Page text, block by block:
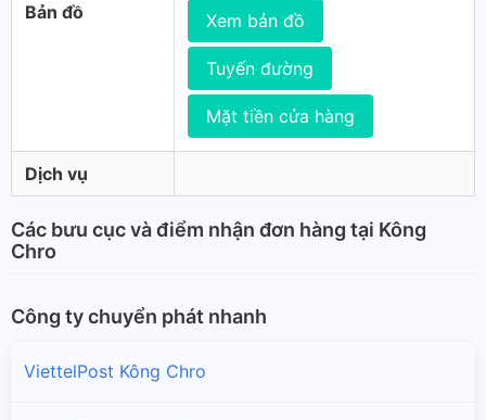
Bản đồ Xem bản đồ
Tuyến đường
Mặt tiền cửa hàng
Dịch vụ
Các bưu cục và điểm nhận đơn hàng tại Kông
Chro
Công ty chuyển phát nhanh
ViettelPost Kông Chro